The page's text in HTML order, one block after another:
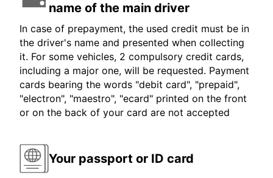
name of the main driver
In case of prepayment, the used credit must be in
the driver's name and presented when collecting
it. For some vehicles, 2 compulsory credit cards,
including a major one, will be requested. Payment
cards bearing the words "debit card", "prepaid",
"electron", "maestro", "ecard" printed on the front
or on the back of your card are not accepted
Your passport or ID card